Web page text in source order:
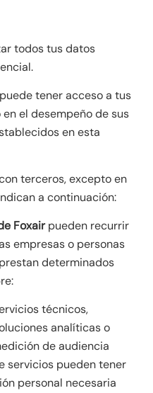
todos tus datos
tener acceso a tus
el desempeño de sus
en esta
terceros, excepto en
a continuación:
Foxairpueden recurrir
empresas o personas
determinados
técnicos,
analíticas o
de audiencia
servicios pueden tener
personal necesaria